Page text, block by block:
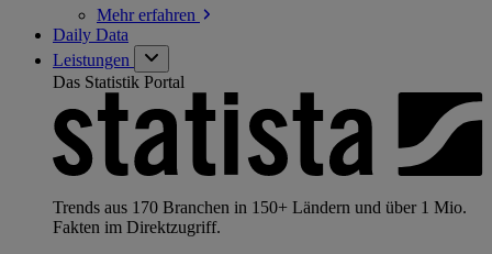
Mehrerfahren
Daily Data
Leistungen
Das Statistik Portal
Trends aus 170 Branchen in 150+ Ländern und über 1 Mio.
Fakten im Direktzugriff.